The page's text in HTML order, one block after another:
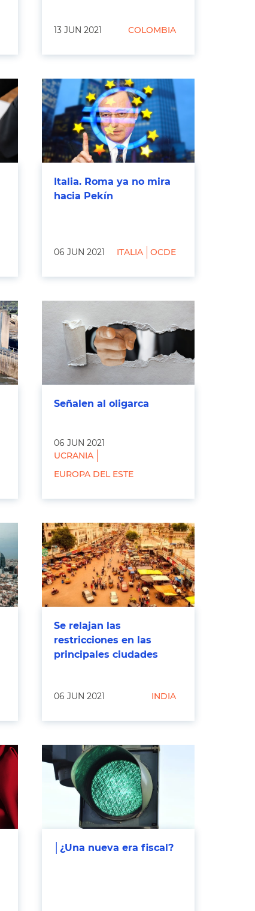
13 JUN 2021 COLOMBIA
Italia. Roma ya no mira
hacia Pekín
06 JUN 2021 ITALIA OCDE
Señalen al oligarca
06 JUN 2021
UCRANIA
EUROPA DEL ESTE
Se relajan las
restricciones en las
principales ciudades
06 JUN 2021 INDIA
│¿Una nueva era fiscal?